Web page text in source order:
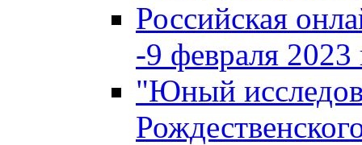
Российская
-9 февраля 2023
"Юный